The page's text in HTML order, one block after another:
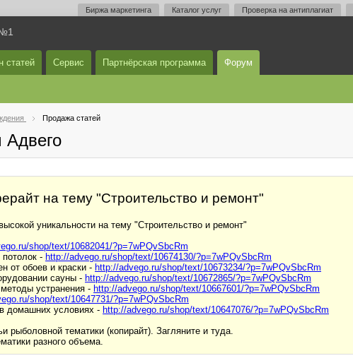
Биржа маркетинга Каталог услуг Проверка на антиплагиат
статей Сервис Партнёрская программа Форум
Продажа статей
на тему "Строительство и ремонт"
уникальности на тему "Строительство и ремонт"
shop/text/10682041/?p=7wPQvSbcRm
- http://advego.ru/shop/text/10674130/?p=7wPQvSbcRm
от обоев и краски - http://advego.ru/shop/text/10673234/?p=7wPQvSbcRm
сауны - http://advego.ru/shop/text/10672865/?p=7wPQvSbcRm
устранения - http://advego.ru/shop/text/10667601/?p=7wPQvSbcRm
shop/text/10647731/?p=7wPQvSbcRm
домашних условиях - http://advego.ru/shop/text/10647076/?p=7wPQvSbcRm
рыболовной тематики (копирайт). Загляните и туда.
разного объема.